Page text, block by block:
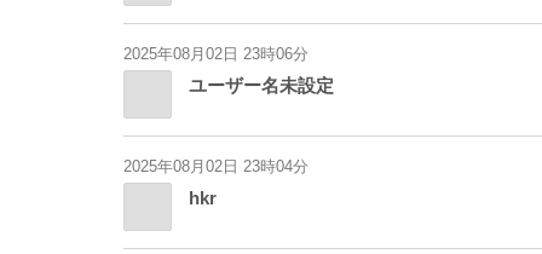
2025年08月02日 23時06分
ユーザー名未設定
2025年08月02日 23時04分
hkr